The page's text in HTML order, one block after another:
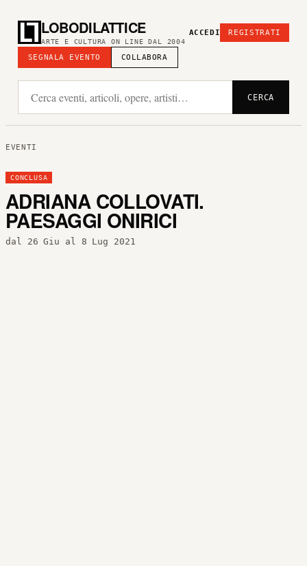
LOBODILATTICE
ARTE E CULTURA ON LINE DAL 2004
SEGNALA EVENTO COLLABORA
ACCEDI REGISTRATI
CERCA
EVENTI
CONCLUSA
ADRIANA COLLOVATI.
PAESAGGI ONIRICI
dal 26 Giu al 8 Lug 2021